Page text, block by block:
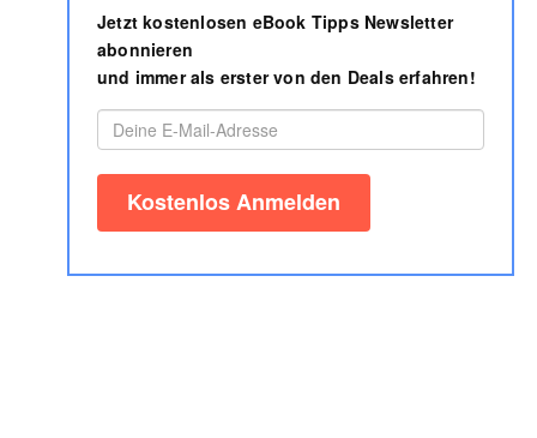
Jetzt kostenlosen eBook Tipps Newsletter
abonnieren
und immer als erster von den Deals erfahren!